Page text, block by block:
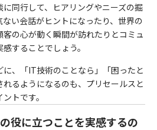
同行して、ヒアリングやニーズの掘
い会話がヒントになったり、世界の
客の心が動く瞬間が訪れたりとコミュ
することでしょう。
、「IT技術のことなら」「困ったと
るようになるのも、プリセールスと
トです。
役に立つことを実感するの